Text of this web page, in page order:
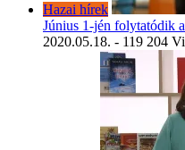
Hazai hírek
Június 1-jén folytatódik
2020.05.18. - 119 204